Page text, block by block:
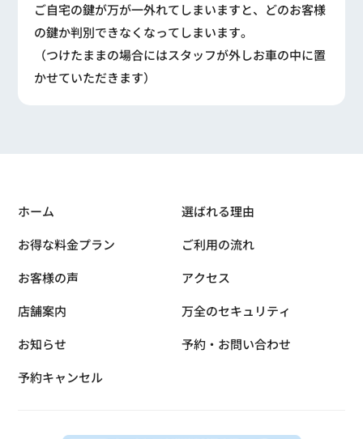
ご自宅の鍵が万が一外れてしまいますと、どのお客様
の鍵か判別できなくなってしまいます。
（つけたままの場合にはスタッフが外しお車の中に置
かせていただきます）
ホーム
選ばれる理由
お得な料金プラン
ご利用の流れ
お客様の声
アクセス
店舗案内
万全のセキュリティ
お知らせ
予約・お問い合わせ
予約キャンセル